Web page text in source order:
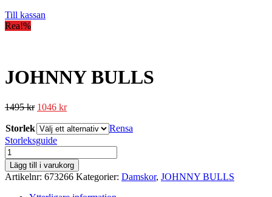
Till kassan
Rea!%
JOHNNY BULLS
1495kr 1046 kr
Storlek
Rensa
Storleksguide
JOHNNY
BULLS
mängd
Lägg till i varukorg
Artikelnr: 673266 Kategorier: Damskor, JOHNNY BULLS